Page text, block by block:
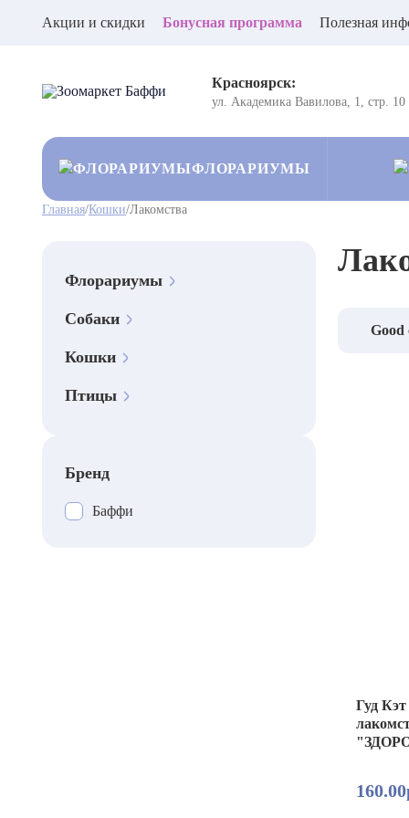
Акции и скидки Бонусная программа Полезная
Красноярск:
ул. Академика Вавилова, 1, стр. 10
ФЛОРАРИУМЫ
Главная/Кошки/Лакомства
Флорариумы
Собаки
Кошки
Птицы
Бренд
Баффи
Good
Гуд